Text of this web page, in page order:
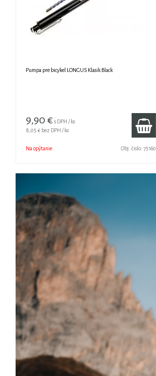
Pumpa pre bicykel LONGUS Klasik Black
9,90 € s DPH / ks
8,05 € bez DPH / ks
Na opýtanie Obj. čislo: 75160